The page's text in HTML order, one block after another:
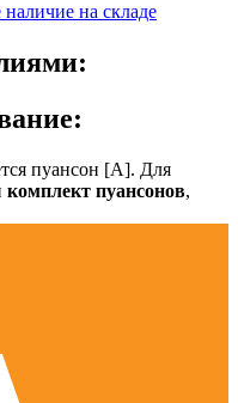
на складе
пуансон [А]. Для
комплект пуансонов,